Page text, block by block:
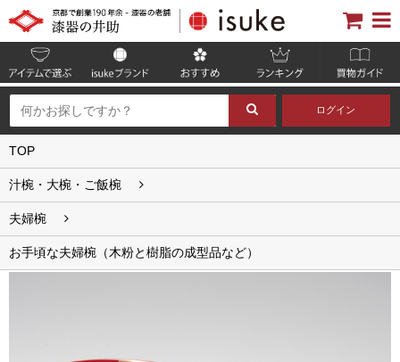
ログイン
TOP
汁椀・大椀・ご飯椀
夫婦椀
お手頃な夫婦椀（木粉と樹脂の成型品など）